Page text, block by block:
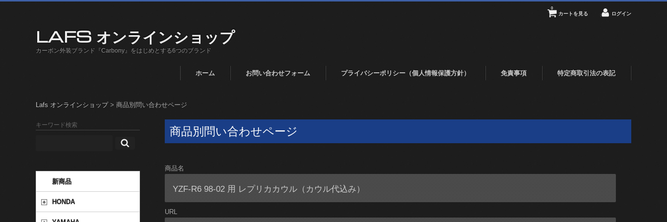
LAFS オンラインショップ
カーボン外装ブランド『Carbony』をはじめとする6つのブランド
カートを見る
0
ログイン
ホーム お問い合わせフォーム プライバシーポリシー（個人情報保護方針） 免責事項 特定商取引法の表記
Lafs オンラインショップ> 商品別問い合わせページ
商品別問い合わせページ
商品名
URL
キーワード検索
新商品
HONDA